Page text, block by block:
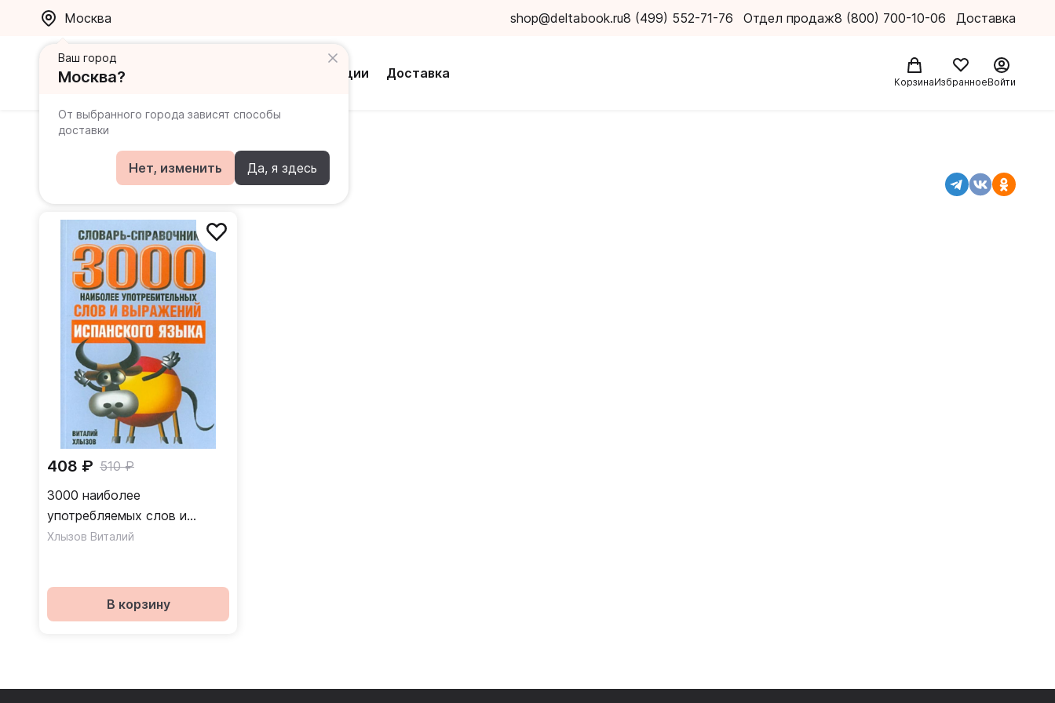
Москва shop@deltabook.ru8 (499) 552-71-76 Отдел продаж8 (800) 700-10-06 Доставка
Акции Доставка
КорзинаИзбранноеВойти
Ваш город
Москва?
От выбранного города зависят способы
доставки
Нет, изменить Да, я здесь
Хлызов Виталий
Книги автора
408 ₽ 510 ₽
3000 наиболее
употребляемых слов и
выражений испанского языка
Хлызов Виталий
В корзину